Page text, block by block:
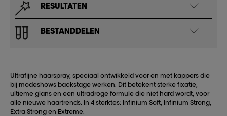
RESULTATEN
BESTANDDELEN
Ultrafijne haarspray, speciaal ontwikkeld voor en met kappers die
bij modeshows backstage werken. Dit betekent sterke fixatie,
ultieme glans en een ultradroge formule die niet hard wordt, voor
alle nieuwe haartrends. In 4 sterktes: Infinium Soft, Infinium Strong,
Extra Strong en Extreme.